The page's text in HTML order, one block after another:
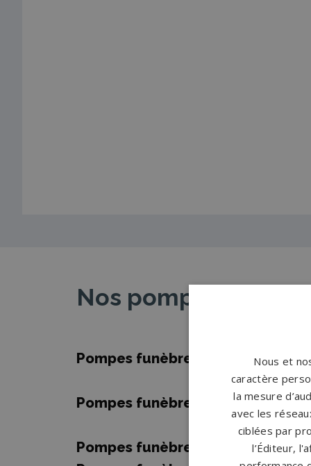
Nos pompes
Pompes funèbres Amnéville →
Pompes funèbres Cattenom →
Pompes funèbres Guénange→
Nous et
caractère
la mesure
avec les
ciblées par
l’Éditeur,